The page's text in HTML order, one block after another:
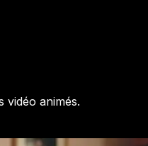
animés.